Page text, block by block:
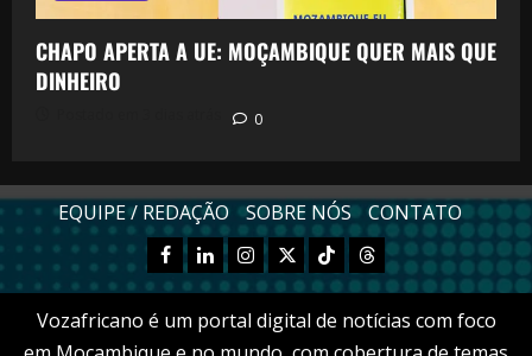
CHAPO APERTA A UE: MOÇAMBIQUE QUER MAIS QUE
DINHEIRO
0
EQUIPE / REDAÇÃO SOBRE NÓS CONTATO
Facebook
LinkednInstagram
X TikTokThreads
Vozafricano é um portal digital de notícias com foco